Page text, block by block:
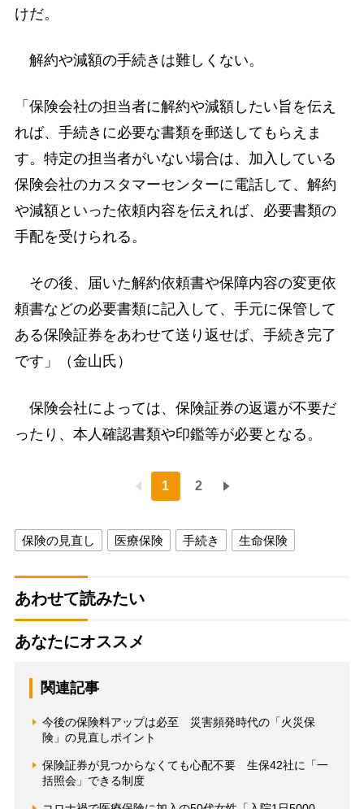
けだ。
解約や減額の手続きは難しくない。
「保険会社の担当者に解約や減額したい旨を伝え
れば、手続きに必要な書類を郵送してもらえま
す。特定の担当者がいない場合は、加入している
保険会社のカスタマーセンターに電話して、解約
や減額といった依頼内容を伝えれば、必要書類の
手配を受けられる。
その後、届いた解約依頼書や保障内容の変更依
頼書などの必要書類に記入して、手元に保管して
ある保険証券をあわせて送り返せば、手続き完了
です」（金山氏）
保険会社によっては、保険証券の返還が不要だ
ったり、本人確認書類や印鑑等が必要となる。
1 2
保険の見直し 医療保険 手続き 生命保険
あわせて読みたい
あなたにオススメ
関連記事
今後の保険料アップは必至 災害頻発時代の「火災保
険」の見直しポイント
保険証券が見つからなくても心配不要 生保42社に「一
括照会」できる制度